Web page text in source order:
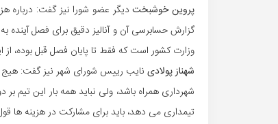
پروین خوشبخت دیگر عضو شورا نیز گفت: درباره
گزارش حسابرسی آن و آنالیز دقیق برای فصل
وزارت کشور است که فقط تا پایان فصل قبل بوده، از
شهناز پولادی نایب رییس شورای شهر نیز گفت: هیج
شهرداری همراه باشد، ولی نباید همه بار این تیم
تیمداری می دهد، باید برای مشارکت در هزینه ها